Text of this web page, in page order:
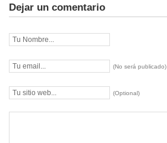
Dejar un comentario
(No será publicado)
(Optional)